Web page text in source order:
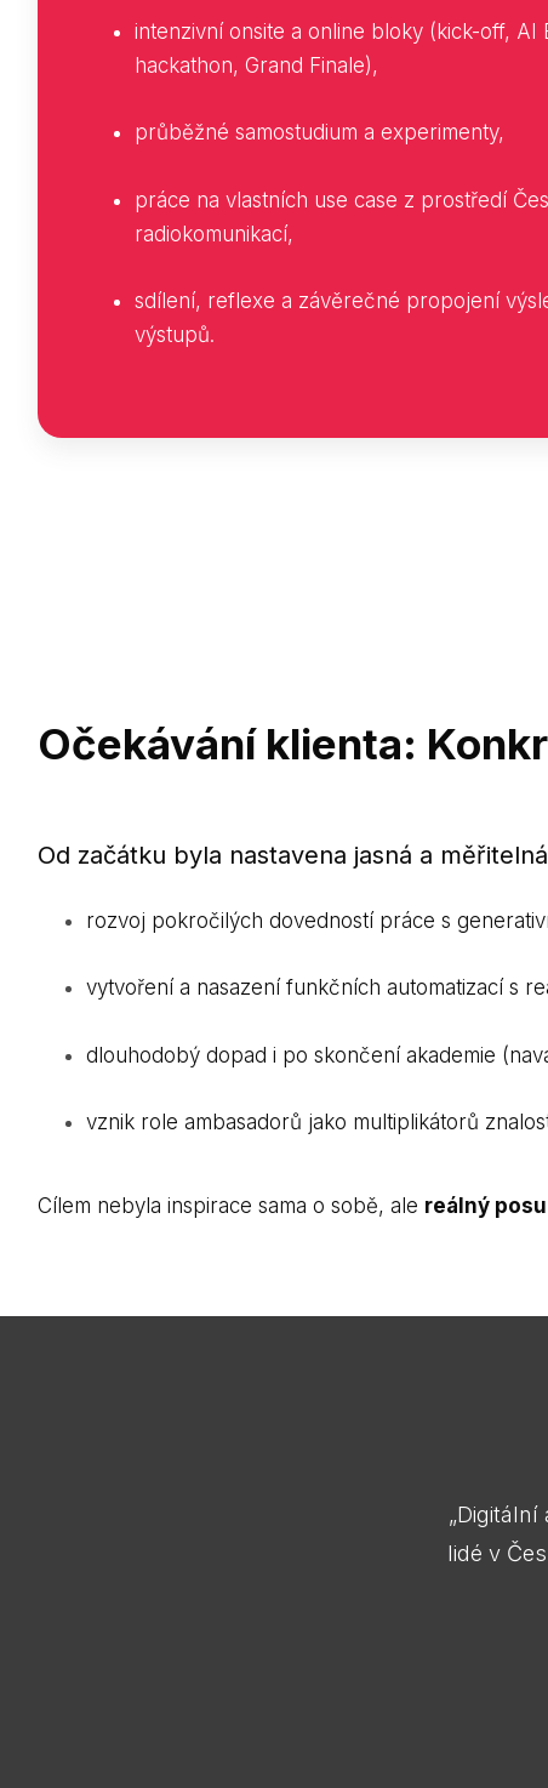
intenzivní onsite a online bloky (kick-off, AI
hackathon, Grand Finale),
průběžné samostudium a experimenty,
práce na vlastních use case z prostředí
radiokomunikací,
sdílení, reflexe a závěrečné propojení
výstupů.
Očekávání klienta:
Od začátku byla nastavena jasná a
rozvoj pokročilých dovedností práce s
vytvoření a nasazení funkčních automatizací s
dlouhodobý dopad i po skončení akademie
vznik role ambasadorů jako multiplikátorů
Cílem nebyla inspirace sama o sobě, ale reálný
lidé v